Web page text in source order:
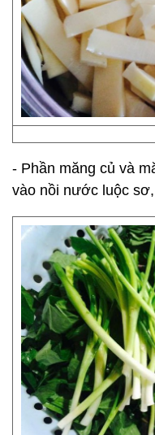
- Phần măng củ và
vào nồi nước luộc